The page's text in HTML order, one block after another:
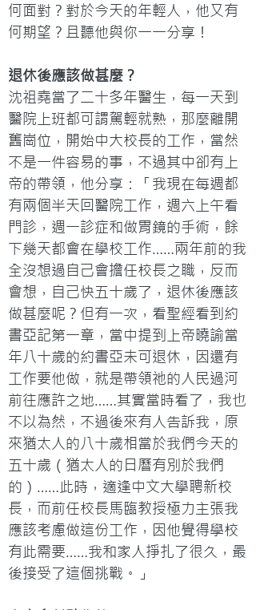
何面對？對於今天的年輕人，他又有
何期望？且聽他與你一一分享！
退休後應該做甚麼？
沈祖堯當了二十多年醫生，每一天到
醫院上班都可謂駕輕就熟，那麼離開
舊崗位，開始中大校長的工作，當然
不是一件容易的事，不過其中卻有上
帝的帶領，他分享：「我現在每週都
有兩個半天回醫院工作，週六上午看
門診，週一診症和做胃鏡的手術，餘
下幾天都會在學校工作……兩年前的我
全沒想過自己會擔任校長之職，反而
會想，自己快五十歲了，退休後應該
做甚麼呢？但有一次，看聖經看到約
書亞記第一章，當中提到上帝曉諭當
年八十歲的約書亞未可退休，因還有
工作要他做，就是帶領祂的人民過河
前往應許之地……其實當時看了，我也
不以為然，不過後來有人告訴我，原
來猶太人的八十歲相當於我們今天的
五十歲（猶太人的日曆有別於我們
的）……此時，適逢中文大學聘新校
長，而前任校長馬臨教授極力主張我
應該考慮做這份工作，因他覺得學校
有此需要……我和家人掙扎了很久，最
後接受了這個挑戰。」